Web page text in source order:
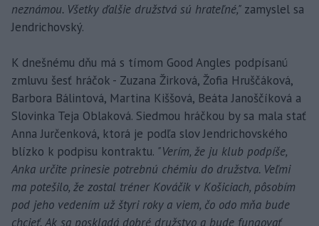
neznámou. Všetky ďalšie družstvá sú hrateľné," zamyslel sa
Jendrichovský.
K dnešnému dňu má s tímom Good Angles podpísanú
zmluvu šesť hráčok - Zuzana Žirková, Žofia Hruščáková,
Barbora Bálintová, Martina Kiššová, Beáta Janoščíková a
Slovinka Teja Oblaková. Siedmou hráčkou by sa mala stať
Anna Jurčenková, ktorá je podľa slov Jendrichovského
blízko k podpisu kontraktu. "Verím, že ju klub podpíše,
Anka určite prinesie potrebnú chémiu do družstva. Veľmi
ma potešilo, že zostal tréner Kováčik v Košiciach, pôsobím
pod jeho vedením už štyri roky a viem, čo odo mňa bude
chcieť. Ak sa poskladá dobré družstvo a bude fungovať